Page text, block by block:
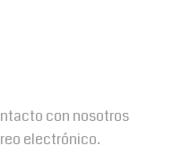
con nosotros
electrónico.